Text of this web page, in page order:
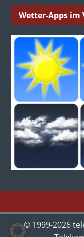
Wetter-Apps im
© 1999-2026